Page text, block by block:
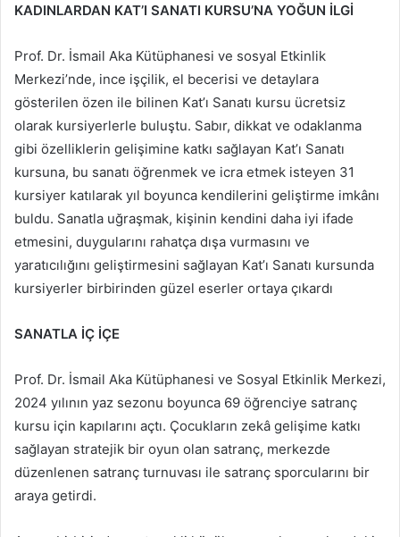
KADINLARDAN KAT’I SANATI KURSU’NA YOĞUN İLGİ
Prof. Dr. İsmail Aka Kütüphanesi ve sosyal Etkinlik
Merkezi’nde, ince işçilik, el becerisi ve detaylara
gösterilen özen ile bilinen Kat’ı Sanatı kursu ücretsiz
olarak kursiyerlerle buluştu. Sabır, dikkat ve odaklanma
gibi özelliklerin gelişimine katkı sağlayan Kat’ı Sanatı
kursuna, bu sanatı öğrenmek ve icra etmek isteyen 31
kursiyer katılarak yıl boyunca kendilerini geliştirme imkânı
buldu. Sanatla uğraşmak, kişinin kendini daha iyi ifade
etmesini, duygularını rahatça dışa vurmasını ve
yaratıcılığını geliştirmesini sağlayan Kat’ı Sanatı kursunda
kursiyerler birbirinden güzel eserler ortaya çıkardı
SANATLA İÇ İÇE
Prof. Dr. İsmail Aka Kütüphanesi ve Sosyal Etkinlik Merkezi,
2024 yılının yaz sezonu boyunca 69 öğrenciye satranç
kursu için kapılarını açtı. Çocukların zekâ gelişime katkı
sağlayan stratejik bir oyun olan satranç, merkezde
düzenlenen satranç turnuvası ile satranç sporcularını bir
araya getirdi.